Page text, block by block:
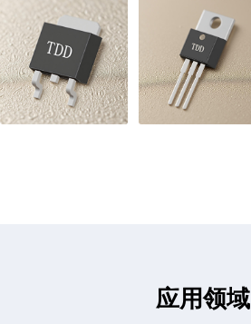
应用领域